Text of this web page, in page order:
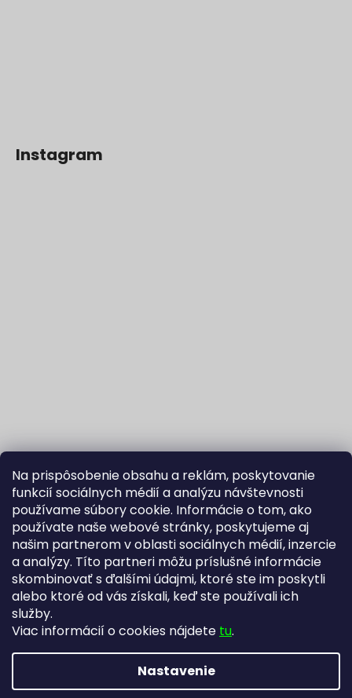
Na prispôsobenie obsahu a reklám, poskytovanie
funkcií sociálnych médií a analýzu návštevnosti
používame súbory cookie. Informácie o tom, ako
používate naše webové stránky, poskytujeme aj
našim partnerom v oblasti sociálnych médií, inzercie
a analýzy. Títo partneri môžu príslušné informácie
skombinovať s ďalšími údajmi, ktoré ste im poskytli
alebo ktoré od vás získali, keď ste používali ich
služby.
Viac informácií o cookies nájdete tu.
Nastavenie
Instagram
Sledovať na Instagrame
Fortuna Aurum na Heureka.sk